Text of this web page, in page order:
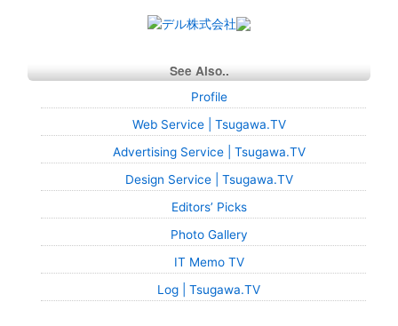
See Also..
Profile
Web Service | Tsugawa.TV
Advertising Service | Tsugawa.TV
Design Service | Tsugawa.TV
Editors’ Picks
Photo Gallery
IT Memo TV
Log | Tsugawa.TV